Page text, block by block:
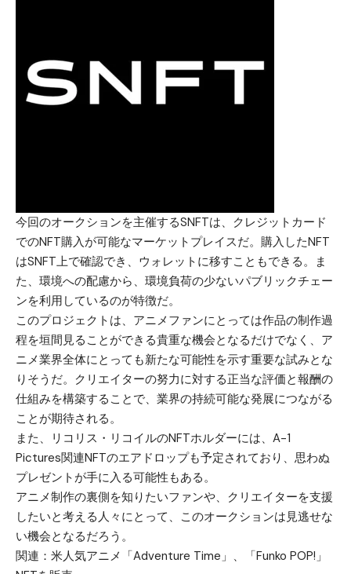
今回のオークションを主催するSNFTは、クレジットカード
でのNFT購入が可能なマーケットプレイスだ。購入したNFT
はSNFT上で確認でき、ウォレットに移すこともできる。ま
た、環境への配慮から、環境負荷の少ないパブリックチェー
ンを利用しているのが特徴だ。
このプロジェクトは、アニメファンにとっては作品の制作過
程を垣間見ることができる貴重な機会となるだけでなく、ア
ニメ業界全体にとっても新たな可能性を示す重要な試みとな
りそうだ。クリエイターの努力に対する正当な評価と報酬の
仕組みを構築することで、業界の持続可能な発展につながる
ことが期待される。
また、リコリス・リコイルのNFTホルダーには、A-1
Pictures関連NFTのエアドロップも予定されており、思わぬ
プレゼントが手に入る可能性もある。
アニメ制作の裏側を知りたいファンや、クリエイターを支援
したいと考える人々にとって、このオークションは見逃せな
い機会となるだろう。
関連： 米人気アニメ「Adventure Time」、「Funko POP!」